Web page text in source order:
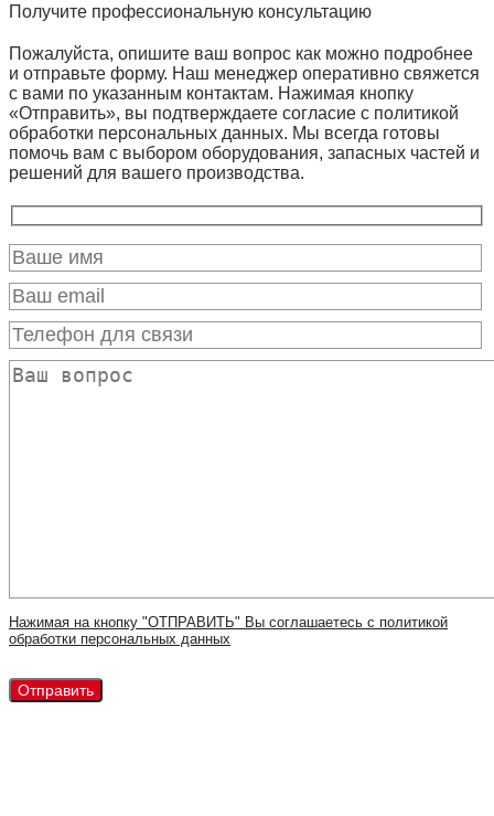
Получите профессиональную консультацию
Пожалуйста, опишите ваш вопрос как можно подробнее
и отправьте форму. Наш менеджер оперативно свяжется
с вами по указанным контактам. Нажимая кнопку
«Отправить», вы подтверждаете согласие с политикой
обработки персональных данных. Мы всегда готовы
помочь вам с выбором оборудования, запасных частей и
решений для вашего производства.
Нажимая на кнопку "ОТПРАВИТЬ" Вы соглашаетесь с политикой
обработки персональных данных